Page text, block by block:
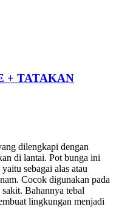
+ TATAKAN
dilengkapi dengan
di lantai. Pot bunga ini
sebagai alas atau
Cocok digunakan pada
Bahannya tebal
lingkungan menjadi